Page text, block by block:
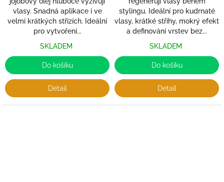
vlasy. Snadná aplikace i ve
velmi krátkých střizích. Ideální
pro vytvoření...
SKLADEM
Do košíku
Detail
stylingu. Ideální pro kudrnaté
vlasy, krátké střihy, mokrý efekt
a definování vrstev bez...
SKLADEM
Do košíku
Detail